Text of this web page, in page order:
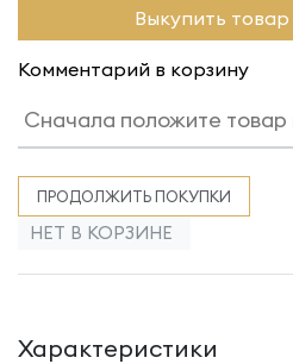
Выкупить
Комментарий в корзину
ПРОДОЛЖИТЬ ПОКУПКИ
НЕТ В КОРЗИНЕ
Характеристики